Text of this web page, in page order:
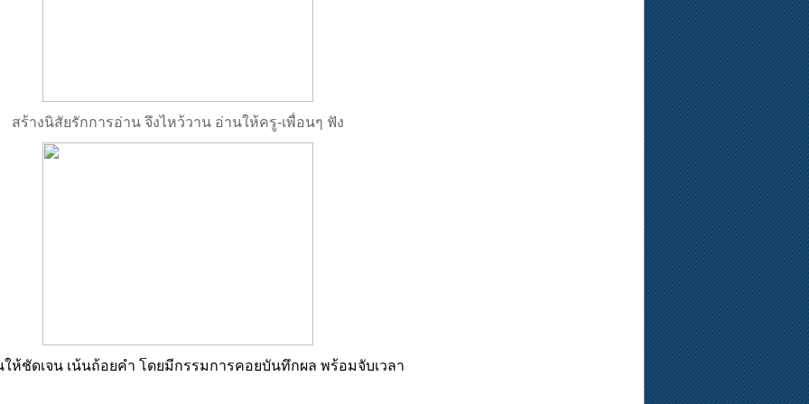
สร้างนิสัยรักการอ่าน จึงไหว้วาน อ่านให้ครู-เพื่อนๆ ฟัง
ให้ชัดเจน เน้นถ้อยคำ โดยมีกรรมการคอยบันทึกผล พร้อมจับเวลา